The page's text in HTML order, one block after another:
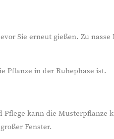
Sie erneut gießen. Zu nasse
Pflanze in der Ruhephase ist.
kann die Musterpflanze
Fenster.